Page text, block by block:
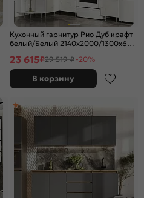
Кухонный гарнитур Рио Дуб крафт
белый/Белый 2140x2000/1300x600
23 615₽29 519 ₽ -20%
В корзину